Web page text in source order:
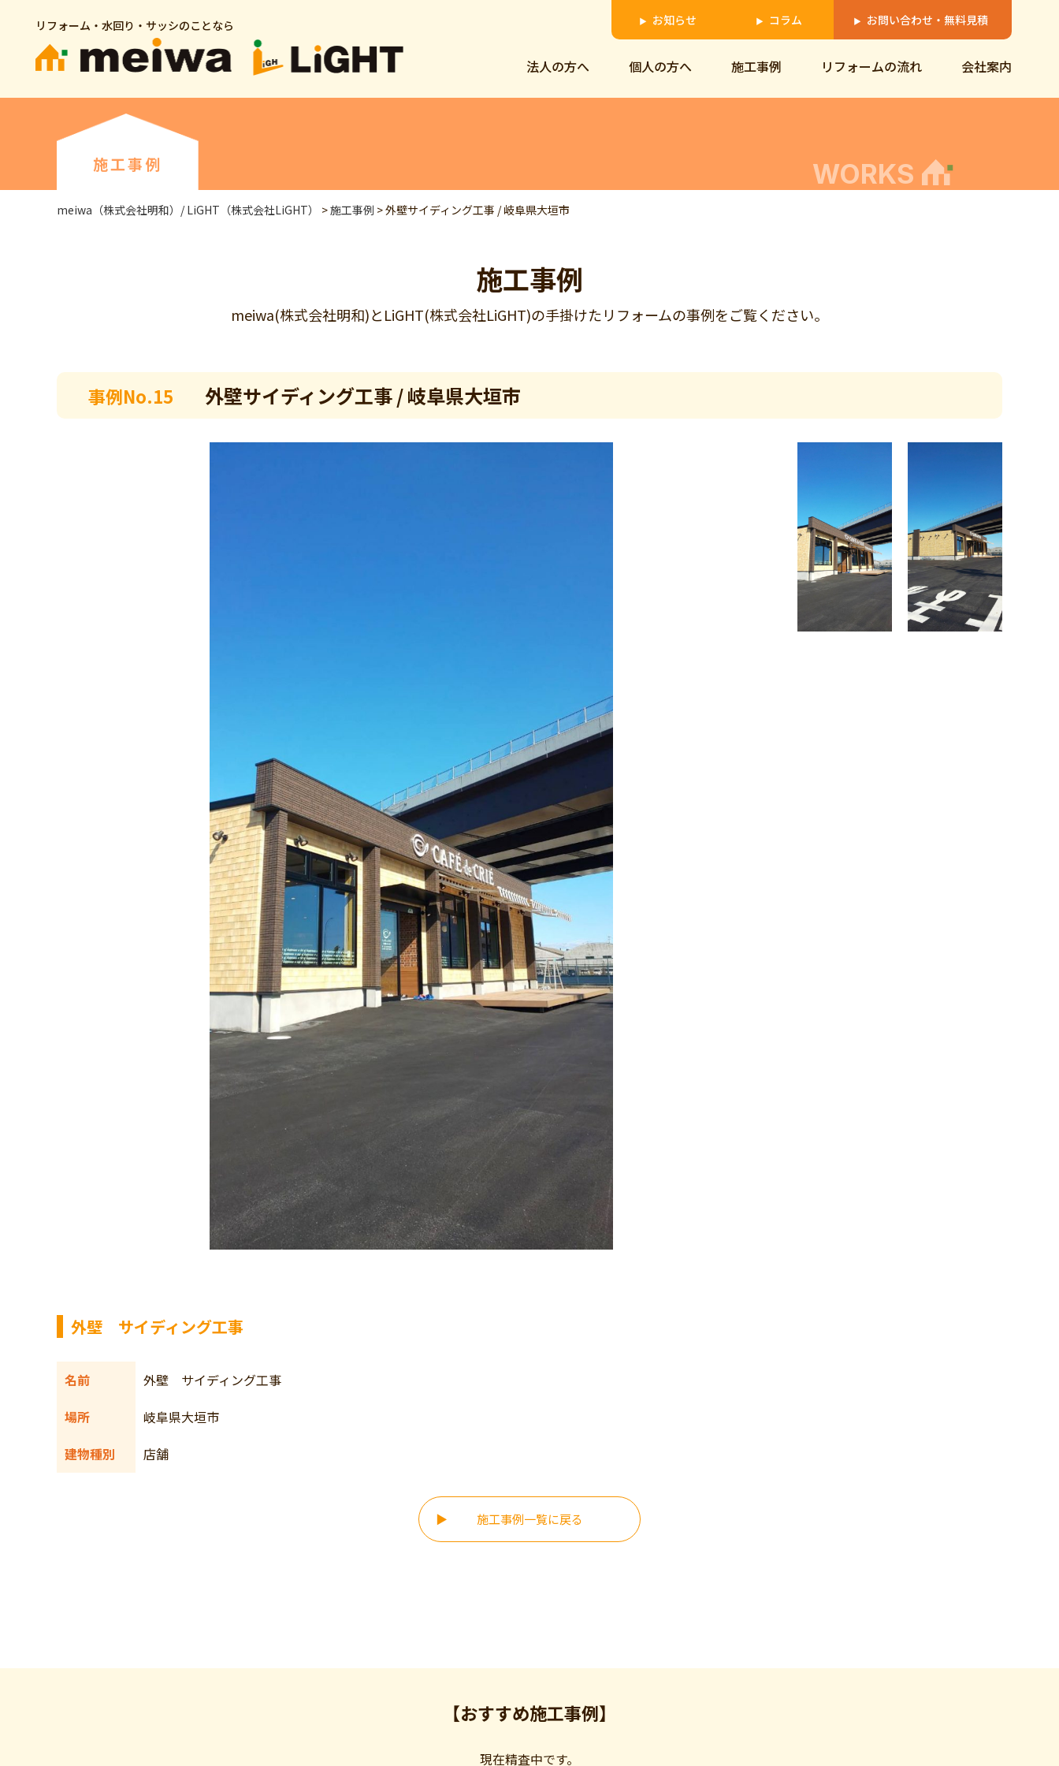
リフォーム・水回り・サッシのことなら ▶ お知らせ ▶ コラム ▶ お問い合わせ・無料見積
法人の方へ 個人の方へ 施工事例 リフォームの流れ 会社案内
施工事例 WORKS
meiwa（株式会社明和）/ LiGHT（株式会社LiGHT） >施工事例 >外壁サイディング工事 / 岐阜県大垣市
施工事例
meiwa(株式会社明和)とLiGHT(株式会社LiGHT)の手掛けたリフォームの事例をご覧ください。
事例No.15 外壁サイディング工事 / 岐阜県大垣市
外壁 サイディング工事
名前
外壁 サイディング工事
場所
岐阜県大垣市
建物種別
店舗
施工事例一覧に戻る
【おすすめ施工事例】
現在精査中です。